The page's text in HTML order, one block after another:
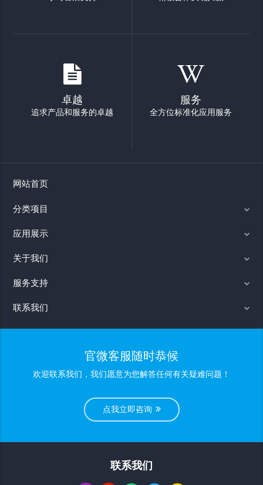
卓越
追求产品和服务的卓越
服务
全方位标准化应用服务
网站首页
分类项目
应用展示
关于我们
服务支持
联系我们
官微客服随时恭候
欢迎联系我们，我们愿意为您解答任何有关疑难问题！
点我立即咨询
联系我们